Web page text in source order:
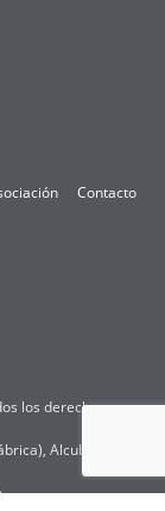
Contacto
los derechos
Alcubilla de